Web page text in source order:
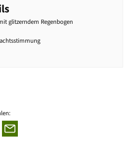
glitzerndem Regenbogen